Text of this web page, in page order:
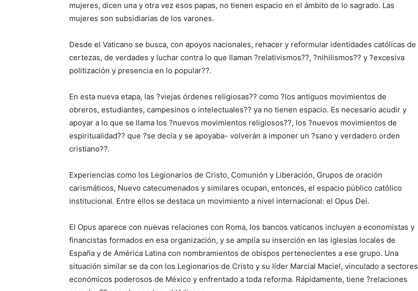
mujeres, dicen una y otra vez esos papas, no tienen espacio en el ámbito de lo sagrado. Las
mujeres son subsidiarias de los varones.
Desde el Vaticano se busca, con apoyos nacionales, rehacer y reformular identidades católicas de
certezas, de verdades y luchar contra lo que llaman ?relativismos??, ?nihilismos?? y ?excesiva
politización y presencia en lo popular??.
En esta nueva etapa, las ?viejas órdenes religiosas?? como ?los antiguos movimientos de
obreros, estudiantes, campesinos o intelectuales?? ya no tienen espacio. Es necesario acudir y
apoyar a lo que se llama los ?nuevos movimientos religiosos??, los ?nuevos movimientos de
espiritualidad?? que ?se decía y se apoyaba- volverán a imponer un ?sano y verdadero orden
cristiano??.
Experiencias como los Legionarios de Cristo, Comunión y Liberación, Grupos de oración
carismáticos, Nuevo catecumenados y similares ocupan, entonces, el espacio público católico
institucional. Entre ellos se destaca un movimiento a nivel internacional: el Opus Dei.
El Opus aparece con nuevas relaciones con Roma, los bancos vaticanos incluyen a economistas y
financistas formados en esa organización, y se amplía su inserción en las iglesias locales de
España y de América Latina con nombramientos de obispos pertenecientes a ese grupo. Una
situación similar se da con los Legionarios de Cristo y su líder Marcial Maciel, vinculado a sectores
económicos poderosos de México y enfrentado a toda reforma. Rápidamente, tiene ?relaciones